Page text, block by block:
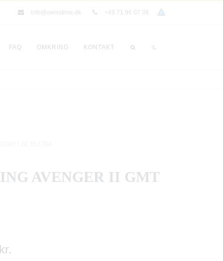
+45 71 96 07 38
info@swisstime.dk
FAQ OMKRING KONTAKT
AVENGER II GMT